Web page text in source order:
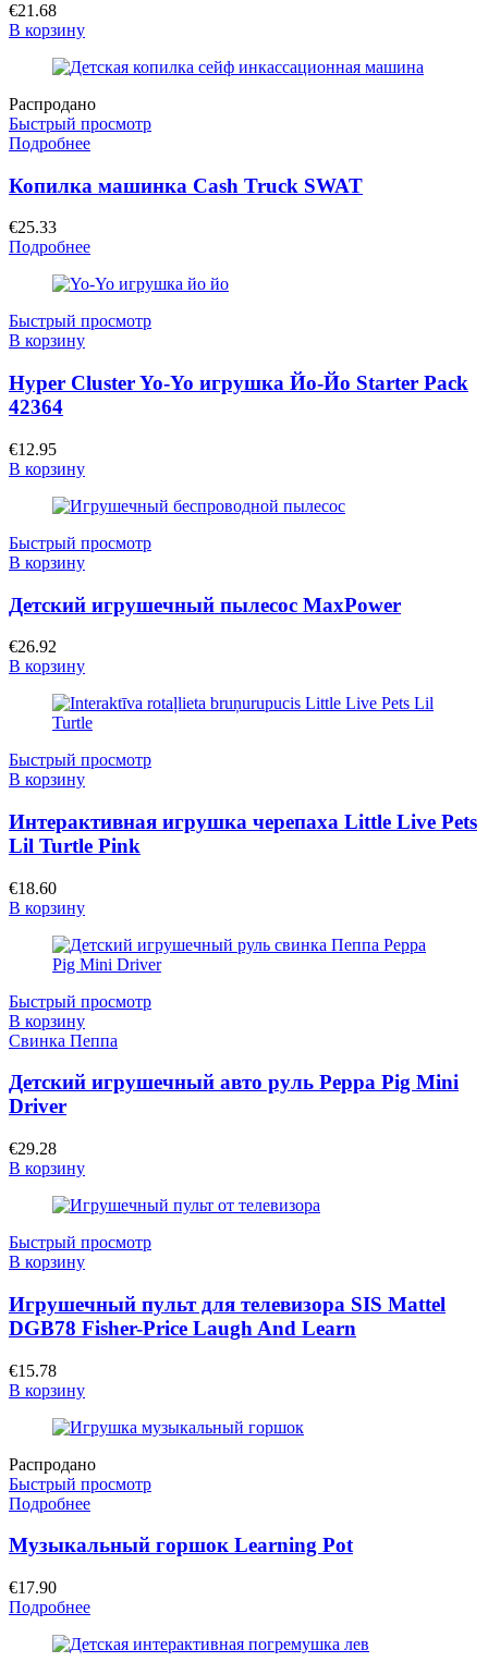
€21.68
В корзину
Распродано
Быстрый просмотр
Подробнее
Копилка машинка Cash Truck SWAT
€25.33
Подробнее
Быстрый просмотр
В корзину
Hyper Cluster Yo-Yo игрушка Йо-Йо Starter Pack
42364
€12.95
В корзину
Быстрый просмотр
В корзину
Детский игрушечный пылесос MaxPower
€26.92
В корзину
Быстрый просмотр
В корзину
Интерактивная игрушка черепаха Little Live Pets
Lil Turtle Pink
€18.60
В корзину
Быстрый просмотр
В корзину
Свинка Пеппа
Детский игрушечный авто руль Peppa Pig Mini
Driver
€29.28
В корзину
Быстрый просмотр
В корзину
Игрушечный пульт для телевизора SIS Mattel
DGB78 Fisher-Price Laugh And Learn
€15.78
В корзину
Распродано
Быстрый просмотр
Подробнее
Музыкальный горшок Learning Pot
€17.90
Подробнее